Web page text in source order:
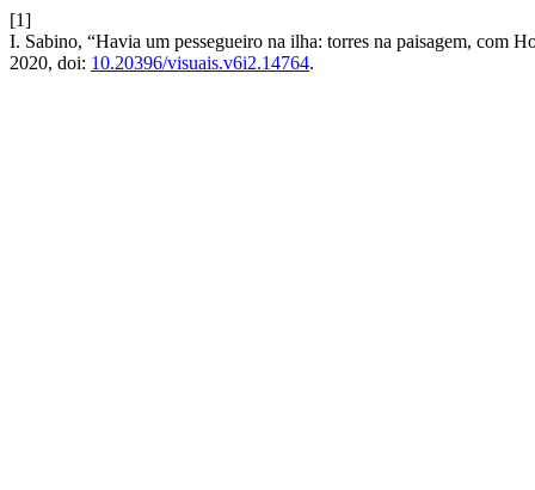
[1]
I. Sabino, “Havia um pessegueiro na ilha: torres na paisagem, com
2020, doi: 10.20396/visuais.v6i2.14764.